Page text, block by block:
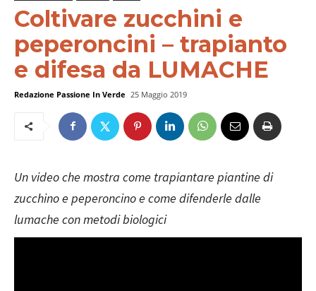
Coltivare zucchini e
peperoncini – trapianto
e difesa da LUMACHE
Redazione Passione In Verde 25 Maggio 2019
Un video che mostra come trapiantare piantine di
zucchino e peperoncino e come difenderle dalle
lumache con metodi biologici